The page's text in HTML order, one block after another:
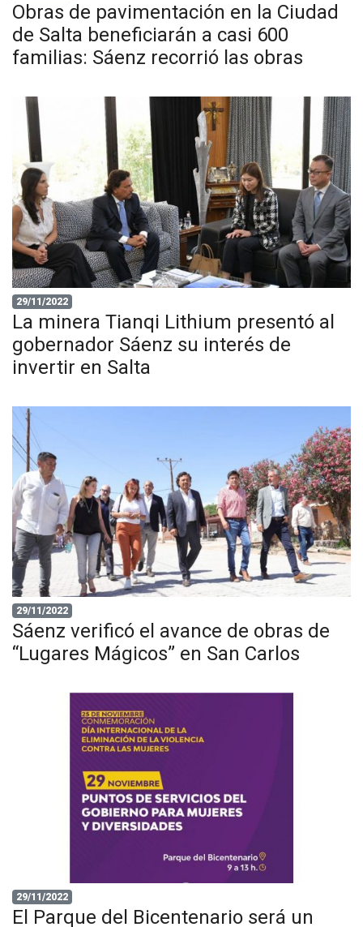
Obras de pavimentación en la Ciudad
de Salta beneficiarán a casi 600
familias: Sáenz recorrió las obras
29/11/2022
La minera Tianqi Lithium presentó al
gobernador Sáenz su interés de
invertir en Salta
29/11/2022
Sáenz verificó el avance de obras de
“Lugares Mágicos” en San Carlos
29/11/2022
El Parque del Bicentenario será un